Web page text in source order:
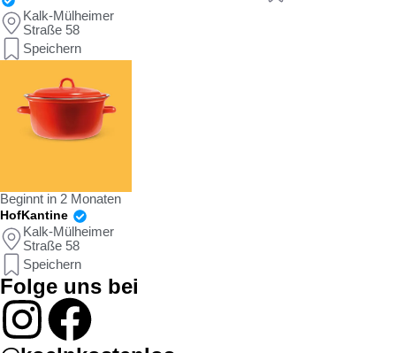
Kalk-Mülheimer
Straße 58
Speichern
Beginnt in 2 Monaten
HofKantine
Kalk-Mülheimer
Straße 58
Speichern
Folge uns bei